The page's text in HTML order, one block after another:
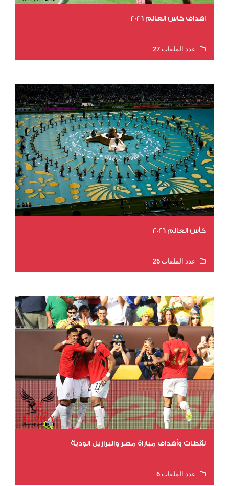
اهداف كاس العالم 2026
عدد الملفات 27
كأس العالم 2026
عدد الملفات 26
لقطات وأهداف مباراة مصر والبرازيل الودية
عدد الملفات 6